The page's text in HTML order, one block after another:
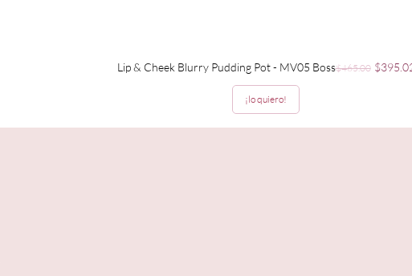
Lip & Cheek Blurry Pudding Pot - MV05 BossPrecio
$465.00 Precio
¡lo quiero!